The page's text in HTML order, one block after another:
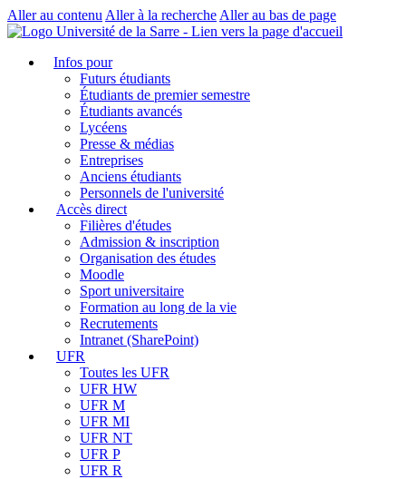
Aller au contenu Aller à la recherche Aller au bas de page
Infos pour
Futurs étudiants
Étudiants de premier semestre
Étudiants avancés
Lycéens
Presse & médias
Entreprises
Anciens étudiants
Personnels de l'université
Accès direct
Filières d'études
Admission & inscription
Organisation des études
Moodle
Sport universitaire
Formation au long de la vie
Recrutements
Intranet (SharePoint)
UFR
Toutes les UFR
UFR HW
UFR M
UFR MI
UFR NT
UFR P
UFR R